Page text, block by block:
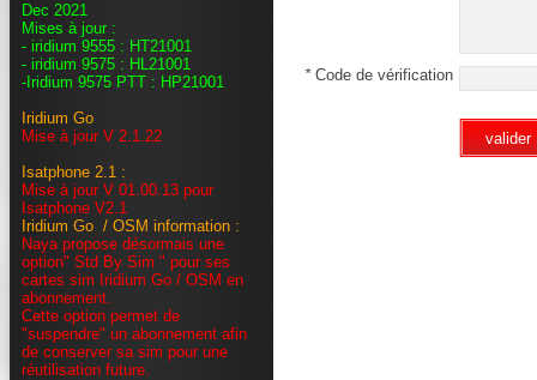
Dec 2021
Mises à jour :
- iridium 9555 : HT21001
- iridium 9575 : HL21001
-Iridium 9575 PTT : HP21001
Iridium Go
Mise à jour V 2.1.22
Isatphone 2.1 :
Mise à jour V 01.00.13 pour
Isatphone V2.1
Iridium Go / OSM information :
Naya propose désormais une
option" Std By Sim " pour ses
cartes sim Iridium Go / OSM en
abonnement.
Cette option permet de
"suspendre" un abonnement afin
de conserver sa sim pour une
réutilisation future.
*Code de vérification
valider